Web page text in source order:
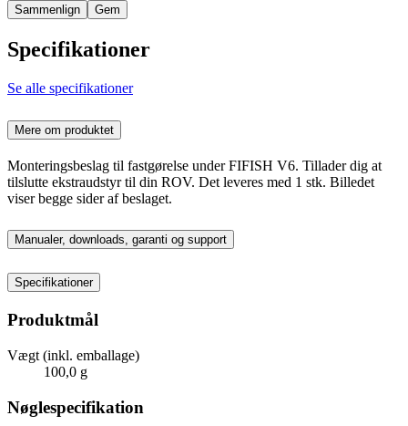
Sammenlign Gem
Specifikationer
Se alle specifikationer
Mere om produktet
Monteringsbeslag til fastgørelse under FIFISH V6. Tillader dig at
tilslutte ekstraudstyr til din ROV. Det leveres med 1 stk. Billedet
viser begge sider af beslaget.
Manualer, downloads, garanti og support
Specifikationer
Produktmål
Vægt (inkl. emballage)
100,0 g
Nøglespecifikation